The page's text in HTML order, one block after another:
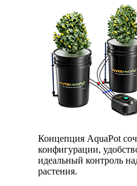
Концепция AquaPot
конфигурации,
идеальный контроль
растения.